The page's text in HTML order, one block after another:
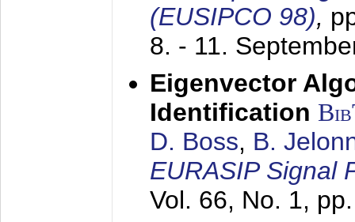
(EUSIPCO 98),
8. - 11.
Eigenvector
Identification
D. Boss, B.
EURASIP Signal
Vol. 66, No. 1,